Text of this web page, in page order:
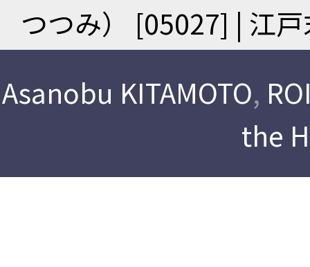
つつみ） [05027] | 江
Asanobu KITAMOTO,
the